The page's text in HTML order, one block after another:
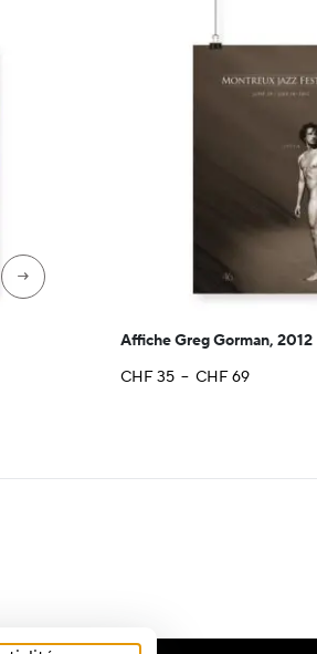
→
Affiche Greg Gorman, 2012
CHF35 – CHF69Plage